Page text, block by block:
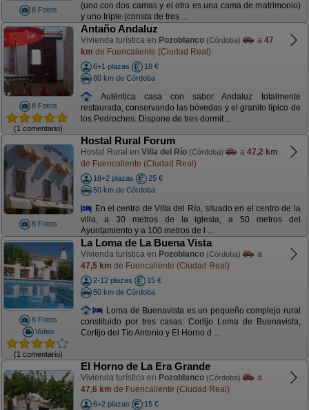
8 Fotos
(uno con dos camas y el otro es una cama de matrimonio)
y uno triple (consta de tres ...
8 Fotos
(1 comentario)
Antaño Andaluz
Vivienda turística en Pozoblanco (Córdoba) a 47
km de Fuencaliente (Ciudad Real)
6+1 plazas
18 €
80 km de Córdoba
Auténtica casa con sabor Andaluz totalmente
restaurada, conservando las bóvedas y el granito típico de
los Pedroches. Dispone de tres dormit ...
8 Fotos
Hostal Rural Forum
Hostal Rural en Villa del Río (Córdoba) a 47,2 km
de Fuencaliente (Ciudad Real)
18+2 plazas
25 €
50 km de Córdoba
En el centro de Villa del Río, situado en el centro de la
villa, a 30 metros de la iglesia, a 50 metros del
Ayuntamiento y a 100 metros de l ...
8 Fotos
Video
(1 comentario)
La Loma de La Buena Vista
Vivienda turística en Pozoblanco (Córdoba)
a
47,5 km de Fuencaliente (Ciudad Real)
2-12 plazas
15 €
50 km de Córdoba
Loma de Buenavista es un pequeño complejo rural
constituido por tres casas: Cortijo Loma de Buenavista,
Cortijo del Tío Antonio y El Horno d ...
El Horno de La Era Grande
Vivienda turística en Pozoblanco (Córdoba)
a
47,6 km de Fuencaliente (Ciudad Real)
6+2 plazas
15 €